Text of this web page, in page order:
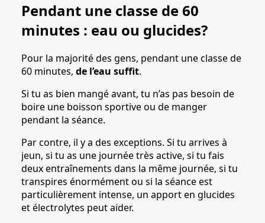
Pendant une classe de 60
minutes : eau ou glucides?
Pour la majorité des gens, pendant une classe de
60 minutes, de l’eau suffit.
Si tu as bien mangé avant, tu n’as pas besoin de
boire une boisson sportive ou de manger
pendant la séance.
Par contre, il y a des exceptions. Si tu arrives à
jeun, si tu as une journée très active, si tu fais
deux entraînements dans la même journée, si tu
transpires énormément ou si la séance est
particulièrement intense, un apport en glucides
et électrolytes peut aider.